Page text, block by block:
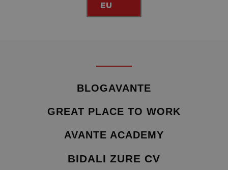
EU
BLOGAVANTE
GREAT PLACE TO WORK
AVANTE ACADEMY
BIDALI ZURE CV